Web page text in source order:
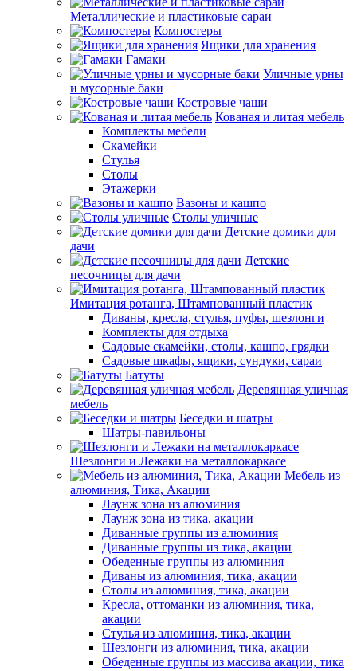
Металлические и пластиковые сараи
Компостеры
Ящики для хранения
Гамаки
Уличные урны
и мусорные баки
Костровые чаши
Кованая и литая мебель
Комплекты мебели
Скамейки
Стулья
Столы
Этажерки
Вазоны и кашпо
Столы уличные
Детские домики для
дачи
Детские
песочницы для дачи
Имитация ротанга, Штампованный пластик
Диваны, кресла, стулья, пуфы, шезлонги
Комплекты для отдыха
Садовые скамейки, столы, кашпо, грядки
Садовые шкафы, ящики, сундуки, сараи
Батуты
Деревянная уличная
мебель
Беседки и шатры
Шатры-павильоны
Шезлонги и Лежаки на металлокаркасе
Мебель из
алюминия, Тика, Акации
Лаунж зона из алюминия
Лаунж зона из тика, акации
Диванные группы из алюминия
Диванные группы из тика, акации
Обеденные группы из алюминия
Диваны из алюминия, тика, акации
Столы из алюминия, тика, акации
Кресла, оттоманки из алюминия, тика,
акации
Стулья из алюминия, тика, акации
Шезлонги из алюминия, тика, акации
Обеденные группы из массива акации, тика